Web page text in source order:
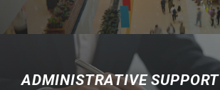
ADMINISTRATIVE SUPPORT